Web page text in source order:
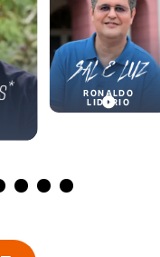
RONALDO
LIDÓRIO